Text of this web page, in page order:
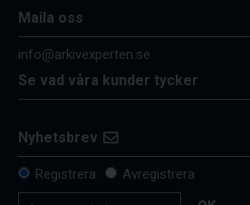
Maila oss
info@arkivexperten.se
Se vad våra kunder tycker
Nyhetsbrev
Registrera
Avregistrera